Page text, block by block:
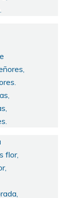
flor,